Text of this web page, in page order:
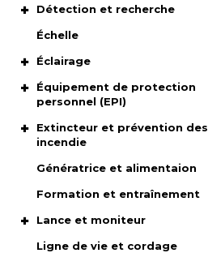
Détection et recherche
Échelle
Éclairage
Équipement de protection
personnel (EPI)
Extincteur et prévention des
incendie
Génératrice et alimentaion
Formation et entraînement
Lance et moniteur
Ligne de vie et cordage